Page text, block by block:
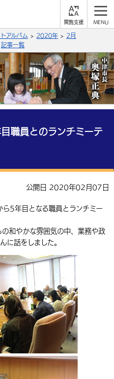
支
色
青 白
大きさ
準 縮小
韓国語（한국어）
織案内
YouTube
保険・年金
健康・予防
住宅・インフラ
生涯学習・スポーツ・人権
産業・雇用
税金
子どもを預ける
健康・医療
計画・施策
スポットを探す
グルメ・食べる
四季のイベント・祭り
市役所の紹介
広報・広聴
アルバム 2020年
2月
記事一覧
職員とのランチミーテ
公開日 2020年02月07日
5年目となる職員とランチミー
和やかな雰囲気の中、業務や政
に話をしました。